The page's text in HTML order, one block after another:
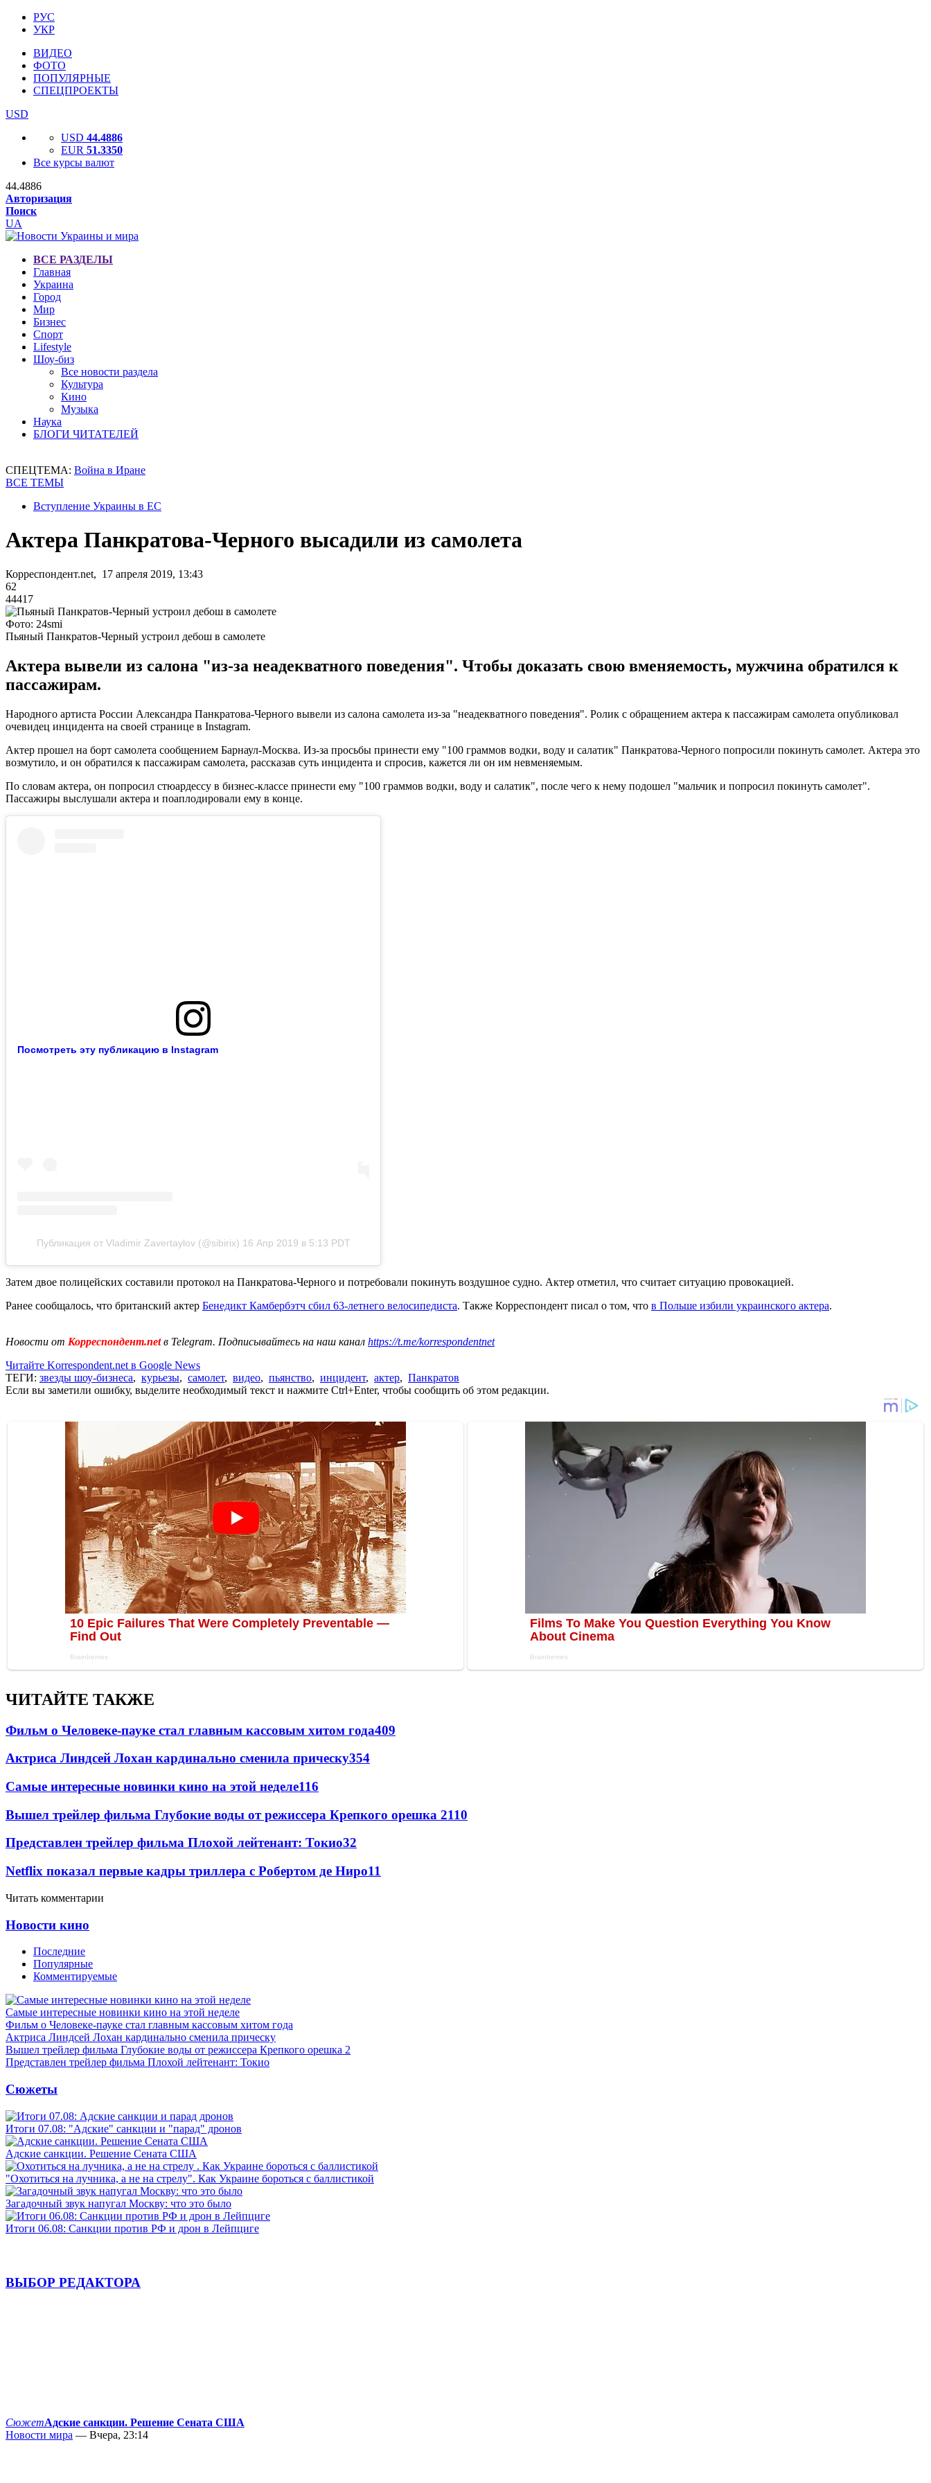
РУС
УКР
ВИДЕО
ФОТО
ПОПУЛЯРНЫЕ
СПЕЦПРОЕКТЫ
USD
USD 44.4886
EUR 51.3350
Все курсы валют
44.4886
Авторизация
Поиск
UA
ВСЕ РАЗДЕЛЫ
Главная
Украина
Город
Мир
Бизнес
Спорт
Lifestyle
Шоу-биз
Все новости раздела
Культура
Кино
Музыка
Наука
БЛОГИ ЧИТАТЕЛЕЙ
СПЕЦТЕМА: Война в Иране
ВСЕ ТЕМЫ
Вступление Украины в ЕС
Актера Панкратова-Черного высадили из самолета
Корреспондент.net, 17 апреля 2019, 13:43
62
44417
Фото: 24smi
Пьяный Панкратов-Черный устроил дебош в самолете
Актера вывели из салона "из-за неадекватного поведения". Чтобы доказать свою вменяемость, мужчина обратился к
пассажирам.
Народного артиста России Александра Панкратова-Черного вывели из салона самолета из-за "неадекватного поведения". Ролик с обращением актера к пассажирам самолета опубликовал
очевидец инцидента на своей странице в Instagram.
Актер прошел на борт самолета сообщением Барнаул-Москва. Из-за просьбы принести ему "100 граммов водки, воду и салатик" Панкратова-Черного попросили покинуть самолет. Актера это
возмутило, и он обратился к пассажирам самолета, рассказав суть инцидента и спросив, кажется ли он им невменяемым.
По словам актера, он попросил стюардессу в бизнес-классе принести ему "100 граммов водки, воду и салатик", после чего к нему подошел "мальчик и попросил покинуть самолет".
Пассажиры выслушали актера и поаплодировали ему в конце.
Посмотреть эту публикацию в Instagram
Публикация от Vladimir Zavertaylov (@sibirix) 16 Апр 2019 в 5:13 PDT
Затем двое полицейских составили протокол на Панкратова-Черного и потребовали покинуть воздушное судно. Актер отметил, что считает ситуацию провокацией.
Ранее сообщалось, что британский актер Бенедикт Камбербэтч сбил 63-летнего велосипедиста. Также Корреспондент писал о том, что в Польше избили украинского актера.
Новости от Корреспондент.netв Telegram. Подписывайтесь на наш канал https://t.me/korrespondentnet
Читайте Korrespondent.net в Google News
ТЕГИ: звезды шоу-бизнеса, курьезы, самолет, видео, пьянство, инцидент, актер, Панкратов
Если вы заметили ошибку, выделите необходимый текст и нажмите Ctrl+Enter, чтобы сообщить об этом редакции.
ЧИТАЙТЕ ТАКЖЕ
Фильм о Человеке-пауке стал главным кассовым хитом года409
Актриса Линдсей Лохан кардинально сменила прическу354
Самые интересные новинки кино на этой неделе116
Вышел трейлер фильма Глубокие воды от режиссера Крепкого орешка 2110
Представлен трейлер фильма Плохой лейтенант: Токио32
Netflix показал первые кадры триллера с Робертом де Ниро11
Читать комментарии
Новости кино
Последние
Популярные
Комментируемые
Самые интересные новинки кино на этой неделе
Фильм о Человеке-пауке стал главным кассовым хитом года
Актриса Линдсей Лохан кардинально сменила прическу
Вышел трейлер фильма Глубокие воды от режиссера Крепкого орешка 2
Представлен трейлер фильма Плохой лейтенант: Токио
Сюжеты
Итоги 07.08: "Адские" санкции и "парад" дронов
Адские санкции. Решение Сената США
"Охотиться на лучника, а не на стрелу". Как Украине бороться с баллистикой
Загадочный звук напугал Москву: что это было
Итоги 06.08: Санкции против РФ и дрон в Лейпциге
ВЫБОР РЕДАКТОРА
СюжетАдские санкции. Решение Сената США
Новости мира — Вчера, 23:14